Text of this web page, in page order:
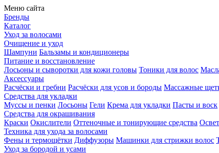
Меню сайта
Бренды
Каталог
Уход за волосами
Очищение и уход
Шампуни Бальзамы и кондиционеры
Питание и восстановление
Лосьоны и сыворотки для кожи головы Тоники для волос
Аксессуары
Расчёски и гребни Расчёски для усов и бороды Массажные
Средства для укладки
Муссы и пенки Лосьоны Гели Крема для укладки Пасты и воск
Средства для окрашивания
Краски Окислители Оттеночные и тонирующие средства
Техника для ухода за волосами
Фены и термощётки Диффузоры Машинки для стрижки волос
Уход за бородой и усами